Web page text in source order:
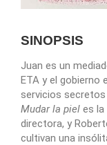
SINOPSIS
Juan es un
ETA y el gobierno
servicios
Mudar la piel es la
directora, y
cultivan una